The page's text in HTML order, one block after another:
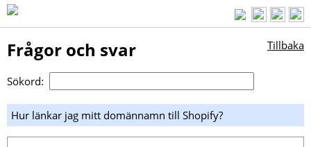
Frågor och svar Tillbaka
Sökord:
Hur länkar jag mitt domännamn till Shopify?